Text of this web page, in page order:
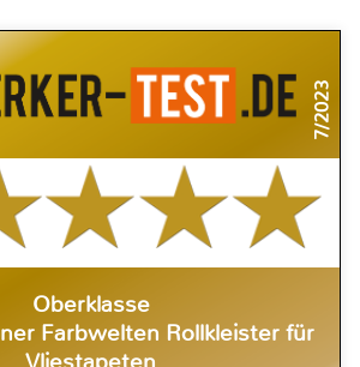
7/2023
Oberklasse
Farbwelten Rollkleister für